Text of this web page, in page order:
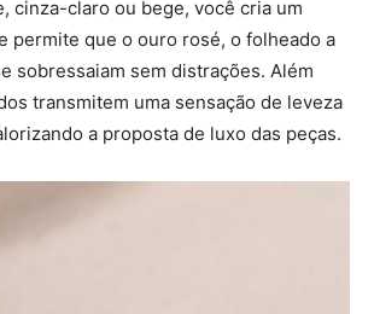
cinza-claro ou bege, você cria um
permite que o ouro rosé, o folheado a
sobressaiam sem distrações. Além
transmitem uma sensação de leveza
a proposta de luxo das peças.